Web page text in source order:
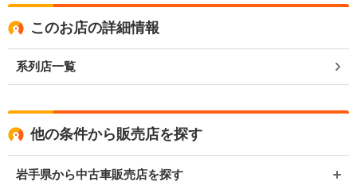
このお店の詳細情報
系列店一覧
他の条件から販売店を探す
岩手県から中古車販売店を探す